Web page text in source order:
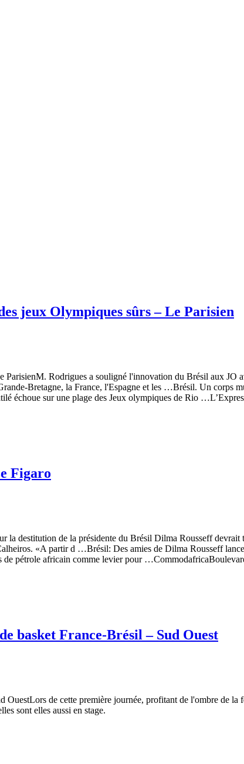
jeux Olympiques sûrs – Le Parisien
Rodrigues a souligné l'innovation du Brésil aux JO
Bretagne, la France, l'Espagne et les …Brésil. Un corps
échoue sur une plage des Jeux olympiques de Rio
Figaro
destitution de la présidente du Brésil Dilma Rousseff devrait
«A partir d …Brésil: Des amies de Dilma Rousseff
pétrole africain comme levier pour
basket France-Brésil – Sud Ouest
OuestLors de cette première journée, profitant de l'ombre de
sont elles aussi en stage.